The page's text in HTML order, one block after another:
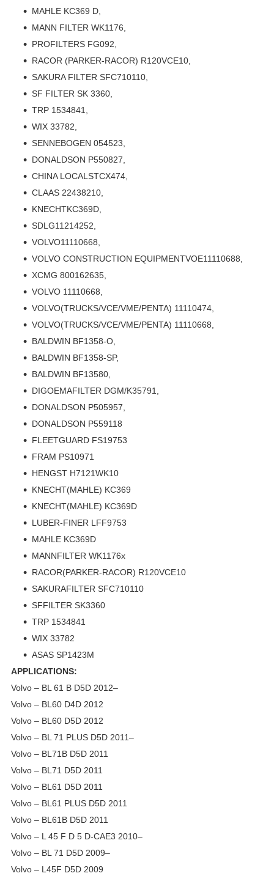
MAHLE KC369 D,
MANN FILTER WK1176,
PROFILTERS FG092,
RACOR (PARKER-RACOR) R120VCE10,
SAKURA FILTER SFC710110,
SF FILTER SK 3360,
TRP 1534841,
WIX 33782,
SENNEBOGEN 054523,
DONALDSON P550827,
CHINA LOCALSTCX474,
CLAAS 22438210,
KNECHTKC369D,
SDLG11214252,
VOLVO11110668,
VOLVO CONSTRUCTION EQUIPMENTVOE11110688,
XCMG 800162635,
VOLVO 11110668,
VOLVO(TRUCKS/VCE/VME/PENTA) 11110474,
VOLVO(TRUCKS/VCE/VME/PENTA) 11110668,
BALDWIN BF1358-O,
BALDWIN BF1358-SP,
BALDWIN BF13580,
DIGOEMAFILTER DGM/K35791,
DONALDSON P505957,
DONALDSON P559118
FLEETGUARD FS19753
FRAM PS10971
HENGST H7121WK10
KNECHT(MAHLE) KC369
KNECHT(MAHLE) KC369D
LUBER-FINER LFF9753
MAHLE KC369D
MANNFILTER WK1176x
RACOR(PARKER-RACOR) R120VCE10
SAKURAFILTER SFC710110
SFFILTER SK3360
TRP 1534841
WIX 33782
ASAS SP1423M
APPLICATIONS:
Volvo – BL 61 B D5D 2012–
Volvo – BL60 D4D 2012
Volvo – BL60 D5D 2012
Volvo – BL 71 PLUS D5D 2011–
Volvo – BL71B D5D 2011
Volvo – BL71 D5D 2011
Volvo – BL61 D5D 2011
Volvo – BL61 PLUS D5D 2011
Volvo – BL61B D5D 2011
Volvo – L 45 F D 5 D-CAE3 2010–
Volvo – BL 71 D5D 2009–
Volvo – L45F D5D 2009